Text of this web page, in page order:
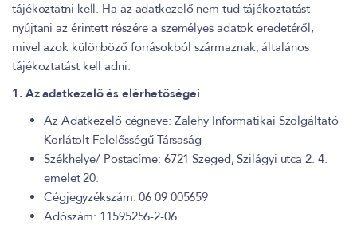
tájékoztatni kell. Ha az adatkezelő nem tud tájékoztatást
nyújtani az érintett részére a személyes adatok eredetéről,
mivel azok különböző forrásokból származnak, általános
tájékoztatást kell adni.
1. Az adatkezelő és elérhetőségei
Az Adatkezelő cégneve: Zalehy Informatikai Szolgáltató
Korlátolt Felelősségű Társaság
Székhelye/ Postacíme: 6721 Szeged, Szilágyi utca 2. 4.
emelet 20.
Cégjegyzékszám: 06 09 005659
Adószám: 11595256-2-06